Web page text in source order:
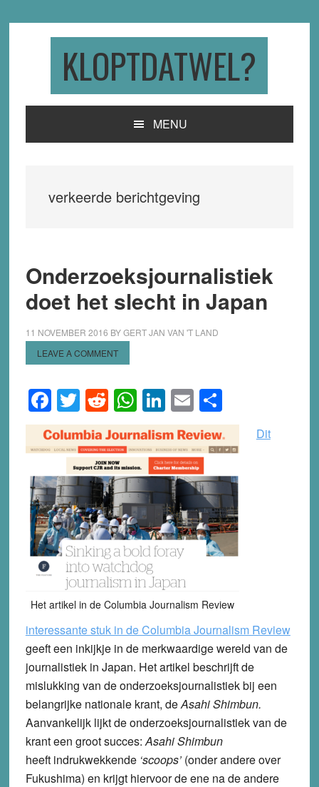
KLOPTDATWEL?
MENU
verkeerde berichtgeving
Onderzoeksjournalistiek
doet het slecht in Japan
11 NOVEMBER 2016 BYGERT JAN VAN 'T LAND
LEAVE A COMMENT
Facebook
Twitter
Reddit
WhatsApp
LinkedIn
EmailShare
Het artikel in de Columbia Journalism Review
Dit
interessante stuk in de Columbia Journalism Review
geeft een inkijkje in de merkwaardige wereld van de
journalistiek in Japan. Het artikel beschrijft de
mislukking van de onderzoeksjournalistiek bij een
belangrijke nationale krant, deAsahi Shimbun.
Aanvankelijk lijkt de onderzoeksjournalistiek van de
krant een groot succes:Asahi Shimbun
heeft indrukwekkende‘scoops’(onder andere over
Fukushima) en krijgt hiervoor de ene na de andere